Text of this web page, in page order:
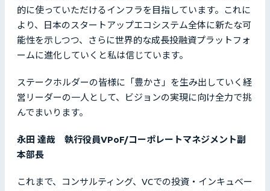
的に使っていただけるインフラを目指しています。これに
より、日本のスタートアップエコシステム全体に新たな可
能性を示しつつ、さらに世界的な成長投融資プラットフォ
ームに進化していくと私は信じています。
ステークホルダーの皆様に「豊かさ」を生み出していく経
営リーダーの一人として、ビジョンの実現に向け全力で挑
んでまいります。
永田 達哉 執行役員VPoF/コーポレートマネジメント副
本部長
これまで、コンサルティング、VCでの投資・インキュベー